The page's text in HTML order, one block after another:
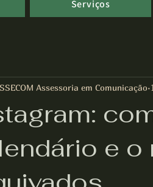
Serviços
e o
Assessoria em Comunicação